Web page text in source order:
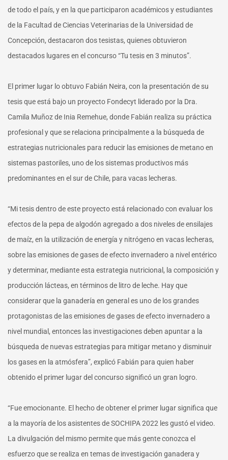
de todo el país, y en la que participaron académicos y estudiantes
de la Facultad de Ciencias Veterinarias de la Universidad de
Concepción, destacaron dos tesistas, quienes obtuvieron
destacados lugares en el concurso “Tu tesis en 3 minutos”.
El primer lugar lo obtuvo Fabián Neira, con la presentación de su
tesis que está bajo un proyecto Fondecyt liderado por la Dra.
Camila Muñoz de Inia Remehue, donde Fabián realiza su práctica
profesional y que se relaciona principalmente a la búsqueda de
estrategias nutricionales para reducir las emisiones de metano en
sistemas pastoriles, uno de los sistemas productivos más
predominantes en el sur de Chile, para vacas lecheras.
“Mi tesis dentro de este proyecto está relacionado con evaluar los
efectos de la pepa de algodón agregado a dos niveles de ensilajes
de maíz, en la utilización de energía y nitrógeno en vacas lecheras,
sobre las emisiones de gases de efecto invernadero a nivel entérico
y determinar, mediante esta estrategia nutricional, la composición y
producción lácteas, en términos de litro de leche. Hay que
considerar que la ganadería en general es uno de los grandes
protagonistas de las emisiones de gases de efecto invernadero a
nivel mundial, entonces las investigaciones deben apuntar a la
búsqueda de nuevas estrategias para mitigar metano y disminuir
los gases en la atmósfera”, explicó Fabián para quien haber
obtenido el primer lugar del concurso significó un gran logro.
“Fue emocionante. El hecho de obtener el primer lugar significa que
a la mayoría de los asistentes de SOCHIPA 2022 les gustó el video.
La divulgación del mismo permite que más gente conozca el
esfuerzo que se realiza en temas de investigación ganadera y